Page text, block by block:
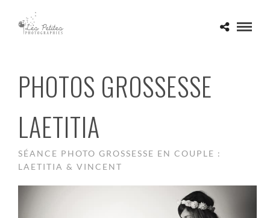
PHOTOS GROSSESSE
LAETITIA
SÉANCE PHOTO GROSSESSE EN COUPLE :
LAETITIA & VINCENT